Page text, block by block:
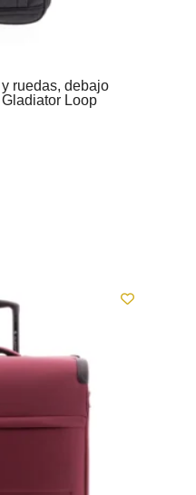
ruedas, debajo
Loop